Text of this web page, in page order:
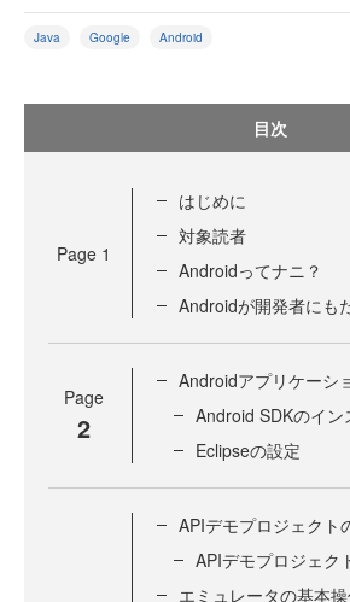
Java Google Android
目次
Page 1
はじめに
対象読者
Androidってナニ？
Androidが開発者にも
Page
2
Androidアプリケーシ
Android SDKのイン
Eclipseの設定
APIデモプロジェクト
APIデモプロジェク
エミュレータの基本